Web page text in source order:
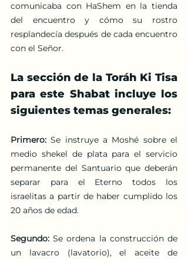
comunicaba con HaShem en la tienda
del encuentro y cómo su rostro
resplandecía después de cada encuentro
con el Señor.
La sección de la Toráh Ki Tisa
para este Shabat incluye los
siguientes temas generales:
Primero: Se instruye a Moshé sobre el
medio shekel de plata para el servicio
permanente del Santuario que deberán
separar para el Eterno todos los
israelitas a partir de haber cumplido los
20 años de edad.
Segundo: Se ordena la construcción de
un lavacro (lavatorio), el aceite de